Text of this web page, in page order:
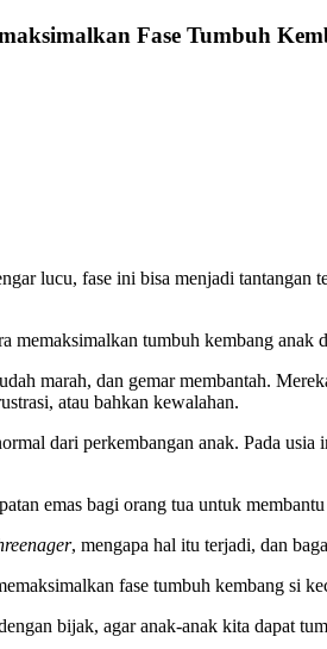
Fase Tumbuh
lucu, fase ini bisa menjadi tantangan
memaksimalkan tumbuh kembang anak
marah, dan gemar membantah.
atau bahkan kewalahan.
dari perkembangan anak. Pada
emas bagi orang tua untuk
, mengapa hal itu terjadi, dan
fase tumbuh kembang si
bijak, agar anak-anak kita dapat